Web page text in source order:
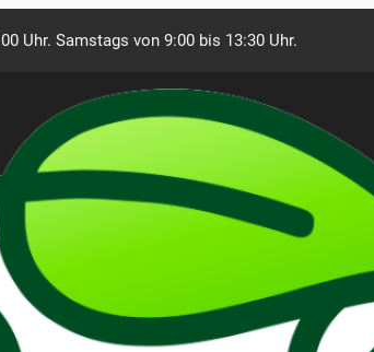
Uhr. Samstags von 9:00 bis 13:30 Uhr.